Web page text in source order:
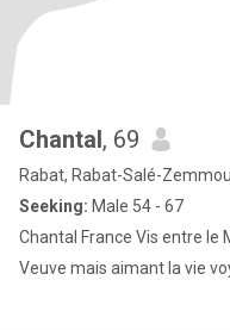
Chantal, 69
Rabat, Rabat-Salé-
Seeking: Male 54 - 67
Chantal France Vis entre le
Veuve mais aimant la vie